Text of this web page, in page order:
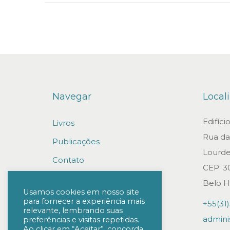
Navegar
Livros
Publicações
Contato
Rua
CEP:
Belo
Usamos cookies em nosso site
para fornecer a experiência mais
relevante, lembrando suas
preferências e visitas repetidas.